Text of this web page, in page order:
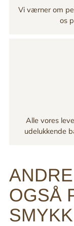
Vi værner om
os
Alle vores
udelukkende
OGSÅ